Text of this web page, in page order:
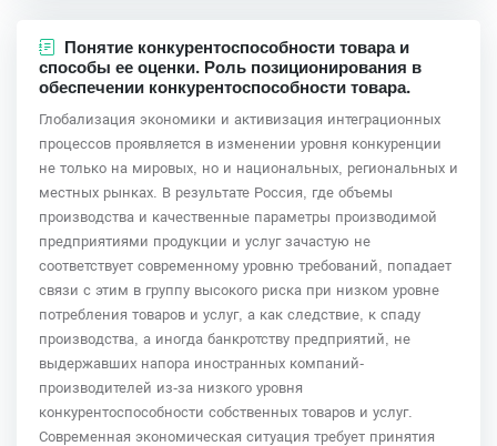
Понятие конкурентоспособности товара и
способы ее оценки. Роль позиционирования в
обеспечении конкурентоспособности товара.
Глобализация экономики и активизация интеграционных
процессов проявляется в изменении уровня конкуренции
не только на мировых, но и национальных, региональных и
местных рынках. В результате Россия, где объемы
производства и качественные параметры производимой
предприятиями продукции и услуг зачастую не
соответствует современному уровню требований, попадает
связи с этим в группу высокого риска при низком уровне
потребления товаров и услуг, а как следствие, к спаду
производства, а иногда банкротству предприятий, не
выдержавших напора иностранных компаний-
производителей из-за низкого уровня
конкурентоспособности собственных товаров и услуг.
Современная экономическая ситуация требует принятия